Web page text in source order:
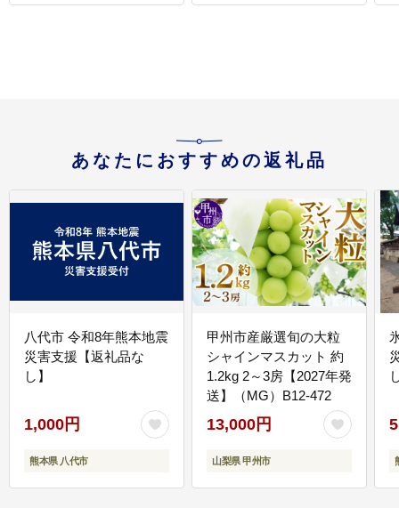
（株） [AIDU005]
あなたにおすすめの返礼品
八代市 令和8年熊本地震
災害支援【返礼品な
し】
1,000円
熊本県 八代市
甲州市産厳選旬の大粒
シャインマスカット 約
1.2kg 2～3房【2027年発
送】（MG）B12-472
13,000円
山梨県 甲州市